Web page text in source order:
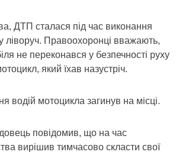
ДТП сталася під час виконання
ліворуч. Правоохоронці вважають,
не переконався у безпечності руху
який їхав назустріч.
водій мотоцикла загинув на місці.
повідомив, що на час
вирішив тимчасово скласти свої